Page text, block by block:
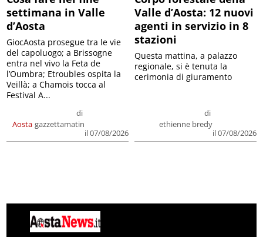
settimana in Valle
d’Aosta
Aosta
di
gazzettamatin
il 07/08/2026
GiocAosta prosegue tra le vie
del capoluogo; a Brissogne
entra nel vivo la Feta de
l’Oumbra; Etroubles ospita la
Veillà; a Chamois tocca al
Festival A...
Valle d’Aosta: 12 nuovi
agenti in servizio in 8
stazioni
di
ethienne bredy
il 07/08/2026
Questa mattina, a palazzo
regionale, si è tenuta la
cerimonia di giuramento